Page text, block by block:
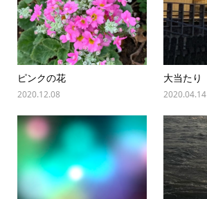
ピンクの花
2020.12.08
大当たり
2020.04.14